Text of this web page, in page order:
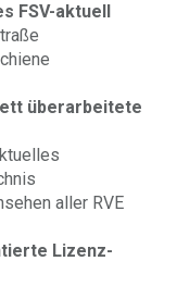
FSV-aktuell
überarbeitete
aller RVE
Lizenz-